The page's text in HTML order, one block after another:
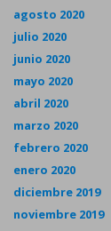
agosto 2020
julio 2020
junio 2020
mayo 2020
abril 2020
marzo 2020
febrero 2020
enero 2020
diciembre 2019
noviembre 2019